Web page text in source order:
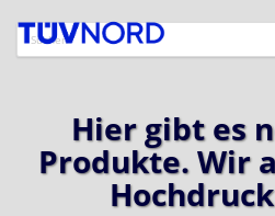
Hier gibt es
Produkte. Wir